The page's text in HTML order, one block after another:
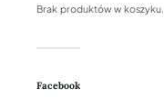
Brak produktów w koszyku.
Facebook